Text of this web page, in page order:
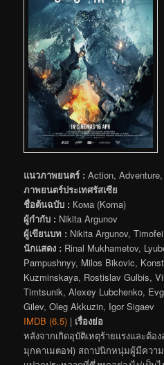
แนวภาพยนตร์ : Action,
ภาพยนตร์ประเทศรัสเซีย
ชื่อต้นฉบับ : Кома (Koma)
ผู้กำกับ : Nikita Argunov
ผู้เขียนบท : Nikita Argunov,
นักแสดง : Rinal Mukhametov,
Pampushnyy, Milos Bikovic,
Kuzminskaya, Rostislav Gulbis,
Timtsunik, Alexey Lubchenko,
Gilev, Oleg Akkuzin, Igor Sigaev
IMDB (6.5) | เรื่องย่อ
หลังจากเกิดอุบัติเหตุร้ายแรงและต้อ
มุกคาเมตอฟ) สถาปนิกหนุ่มผู้มีควา